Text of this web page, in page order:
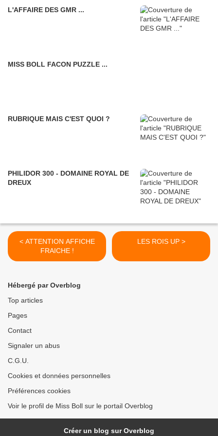
L'AFFAIRE DES GMR ...
MISS BOLL FACON PUZZLE ...
RUBRIQUE MAIS C'EST QUOI ?
PHILIDOR 300 - DOMAINE ROYAL DE
DREUX
< ATTENTION AFFICHE
FRAICHE !
LES ROIS UP >
Hébergé par Overblog
Top articles
Pages
Contact
Signaler un abus
C.G.U.
Cookies et données personnelles
Préférences cookies
Voir le profil de Miss Boll sur le portail Overblog
Créer un blog sur Overblog